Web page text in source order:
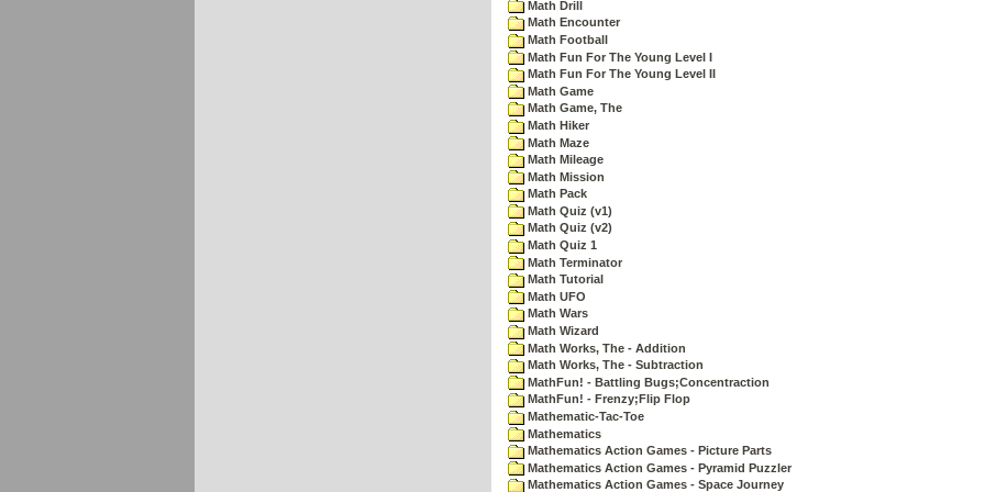
Math Drill
Math Encounter
Math Football
Math Fun For The Young Level I
Math Fun For The Young Level II
Math Game
Math Game, The
Math Hiker
Math Maze
Math Mileage
Math Mission
Math Pack
Math Quiz (v1)
Math Quiz (v2)
Math Quiz 1
Math Terminator
Math Tutorial
Math UFO
Math Wars
Math Wizard
Math Works, The - Addition
Math Works, The - Subtraction
MathFun! - Battling Bugs;Concentraction
MathFun! - Frenzy;Flip Flop
Mathematic-Tac-Toe
Mathematics
Mathematics Action Games - Picture Parts
Mathematics Action Games - Pyramid Puzzler
Mathematics Action Games - Space Journey